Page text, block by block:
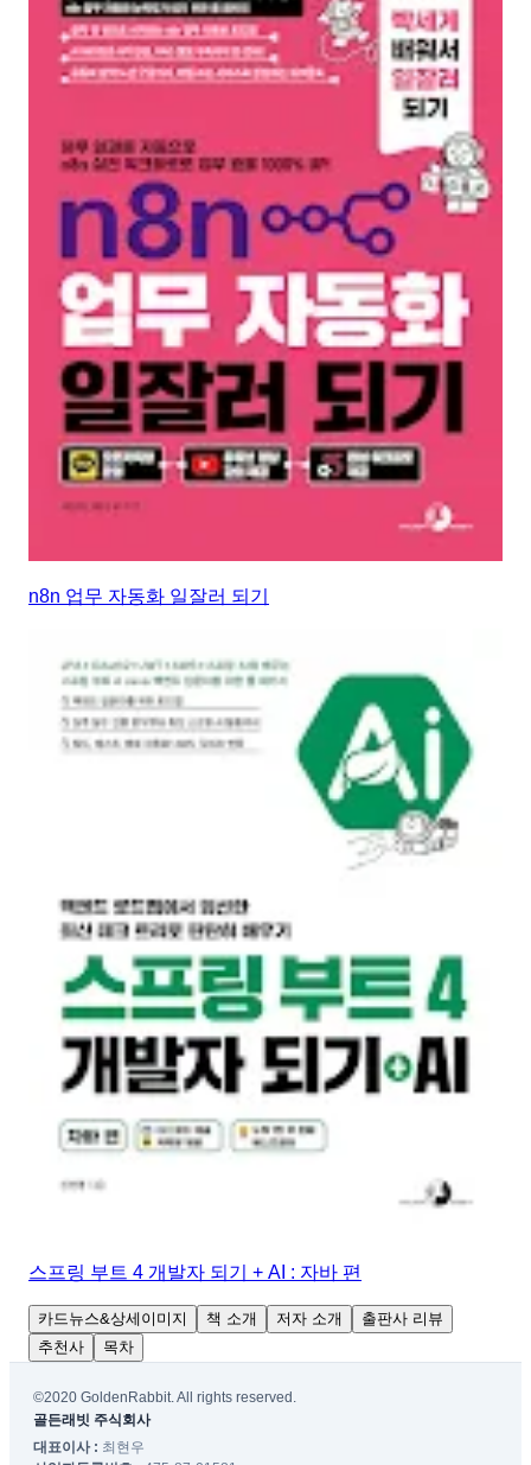
n8n 업무 자동화 일잘러 되기
스프링 부트 4 개발자 되기 + AI : 자바 편
카드뉴스&상세이미지 책 소개 저자 소개
출판사 리뷰
추천사
목차
©2020 GoldenRabbit. All rights reserved.
골든래빗 주식회사
대표이사 : 최현우